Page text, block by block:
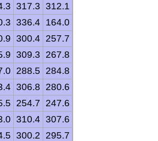
317.3 312.1
336.4
164.0
300.4
257.7
309.3
267.8
288.5
284.8
306.8
280.6
254.7
247.6
310.4 307.6
300.2
295.7